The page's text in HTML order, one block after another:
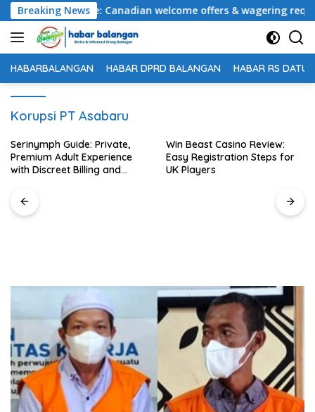
Langsung
ke
konten
Breaking News
bonus guide: Canadian welcome offers & wagering
HABARBALANGAN HABAR DPRD BALANGAN HABAR RS DATU
Korupsi PT Asabaru
Serinymph Guide: Private,
Premium Adult Experience
with Discreet Billing and
Win Beast Casino Review:
Easy Registration Steps for
UK Players